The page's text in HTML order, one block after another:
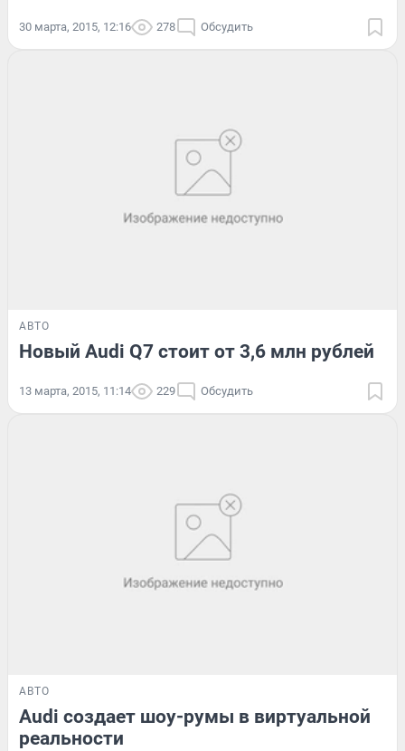
30 марта, 2015, 12:16 278 Обсудить
АВТО
Новый Audi Q7 стоит от 3,6 млн рублей
13 марта, 2015, 11:14 229 Обсудить
АВТО
Audi создает шоу-румы в виртуальной
реальности